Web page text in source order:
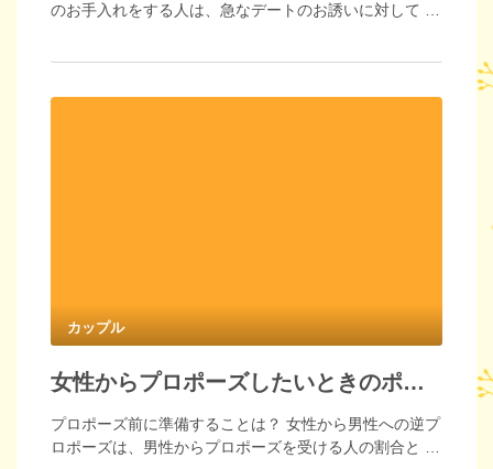
のお手入れをする人は、急なデートのお誘いに対して …
カップル
女性からプロポーズしたいときのポイント
プロポーズ前に準備することは？ 女性から男性への逆プ
ロポーズは、男性からプロポーズを受ける人の割合と …